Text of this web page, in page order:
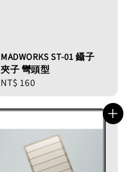
MADWORKS ST-01 鑷子
夾子 彎頭型
Regular
NT$ 160